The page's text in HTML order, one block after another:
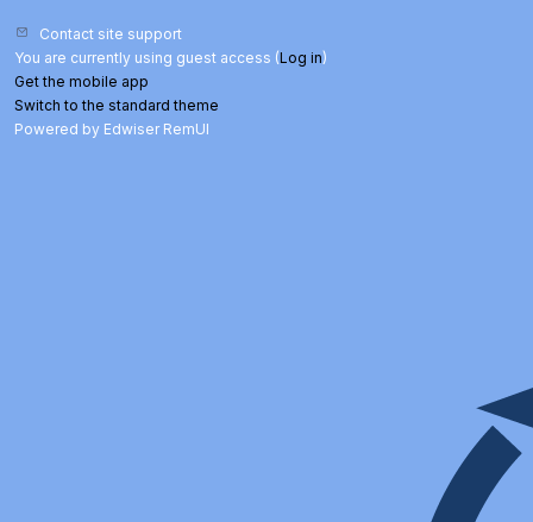
Contact site support
You are currently using guest access (Log in)
Get the mobile app
Switch to the standard theme
Powered by Edwiser RemUI